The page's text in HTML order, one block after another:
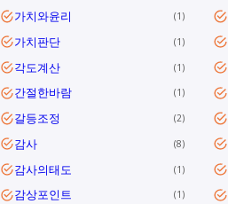
가치와윤리 1
가치판단 1
각도계산 1
간절한바람 1
갈등조정 2
감사 8
감사의태도 1
감상포인트 1